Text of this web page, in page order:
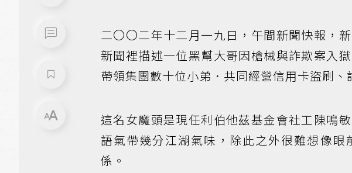
二〇〇二年十二月一九日，午間新聞快報，
新聞裡描述一位黑幫大哥因槍械與詐欺案入
帶領集團數十位小弟．共同經營信用卡盜刷、
這名女魔頭是現任利伯他茲基金會社工陳鳴
語氣帶幾分江湖氣味，除此之外很難想像
係。